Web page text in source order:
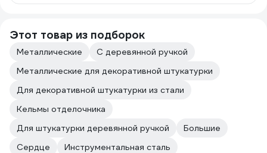
Этот товар из подборок
Металлические
С деревянной ручкой
Металлические для декоративной штукатурки
Для декоративной штукатурки из стали
Кельмы отделочника
Для штукатурки деревянной ручкой
Большие
Сердце
Инструментальная сталь